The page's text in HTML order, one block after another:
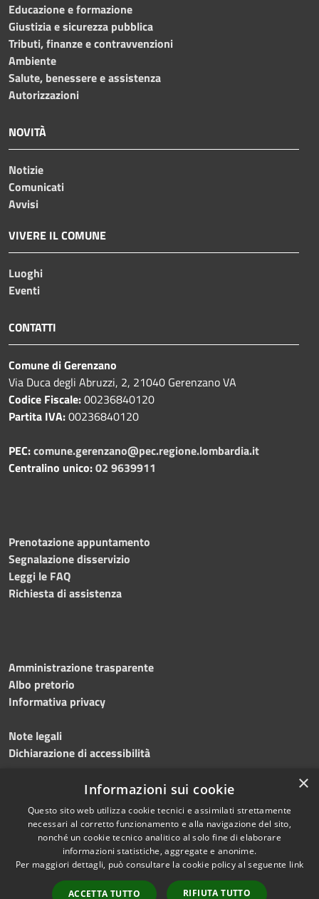
Educazione e formazione
Giustizia e sicurezza pubblica
Tributi, finanze e contravvenzioni
Ambiente
Salute, benessere e assistenza
Autorizzazioni
NOVITÀ
Notizie
Comunicati
Avvisi
VIVERE IL COMUNE
Luoghi
Eventi
CONTATTI
Comune di Gerenzano
Via Duca degli Abruzzi, 2, 21040 Gerenzano VA
Codice Fiscale:00236840120
Partita IVA:00236840120
PEC:comune.gerenzano@pec.regione.lombardia.it
Centralino unico:02 9639911
Prenotazione appuntamento
Segnalazione disservizio
Leggi le FAQ
Richiesta di assistenza
Amministrazione trasparente
Albo pretorio
Informativa privacy
Note legali
Dichiarazione di accessibilità
Meccanismo di feedback
Accessibilità
Copyright © 2026 • Comune di
Gerenzano • Powered by
Municipium• Accesso
×
Informazioni sui cookie
Questo sito web utilizza cookie tecnici e assimilati strettamente
necessari al corretto funzionamento e alla navigazione del sito,
nonché un cookie tecnico analitico al solo fine di elaborare
informazioni statistiche, aggregate e anonime.
Per maggiori dettagli, può consultare la cookie policy al seguente link
ACCETTA TUTTO RIFIUTA TUTTO